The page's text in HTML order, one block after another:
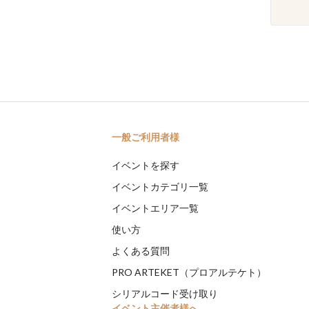
一般ご利用者様
イベントを探す
イベントカテゴリ一覧
イベントエリア一覧
使い方
よくある質問
PRO ARTEKET（プロアルテケト）
シリアルコード受け取り